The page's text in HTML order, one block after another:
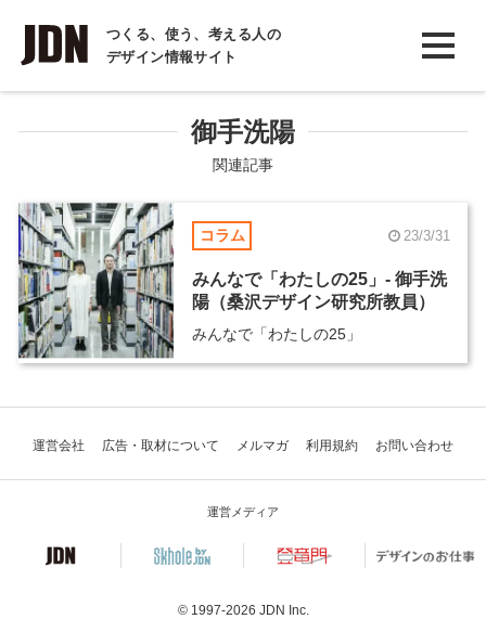
つくる、使う、考える人の
デザイン情報サイト
INTERVIEW
インタビュー
COLUMN
コラム
御手洗陽
関連記事
コラム 23/3/31
みんなで「わたしの25」- 御手洗
陽（桑沢デザイン研究所教員）
みんなで「わたしの25」
運営会社 広告・取材について メルマガ 利用規約 お問い合わせ
運営メディア
© 1997-2026 JDN Inc.